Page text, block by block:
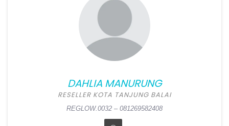
Position:
Tangerang
Alamat:Jl. Kurma 2 Blok E6
No 15 Perum Bumi Asri Kuta
Bumi, Pasar Kemis,
REGLOW.0033 – 081296135611
DAHLIA MANURUNG
RESELLER KOTA TANJUNG BALAI
REGLOW.0032 – 081269582408